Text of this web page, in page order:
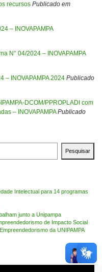
recursos Publicado em
– INOVAPAMPA
N° 04/2024 – INOVAPAMPA
– INOVAPAMPA 2024 Publicado
DCOM/PPROPLADI com
– INOVAPAMPA Publicado
Pesquisar
Intelectual para 14 programas
junto a Unipampa
de Impacto Social
da UNIPAMPA